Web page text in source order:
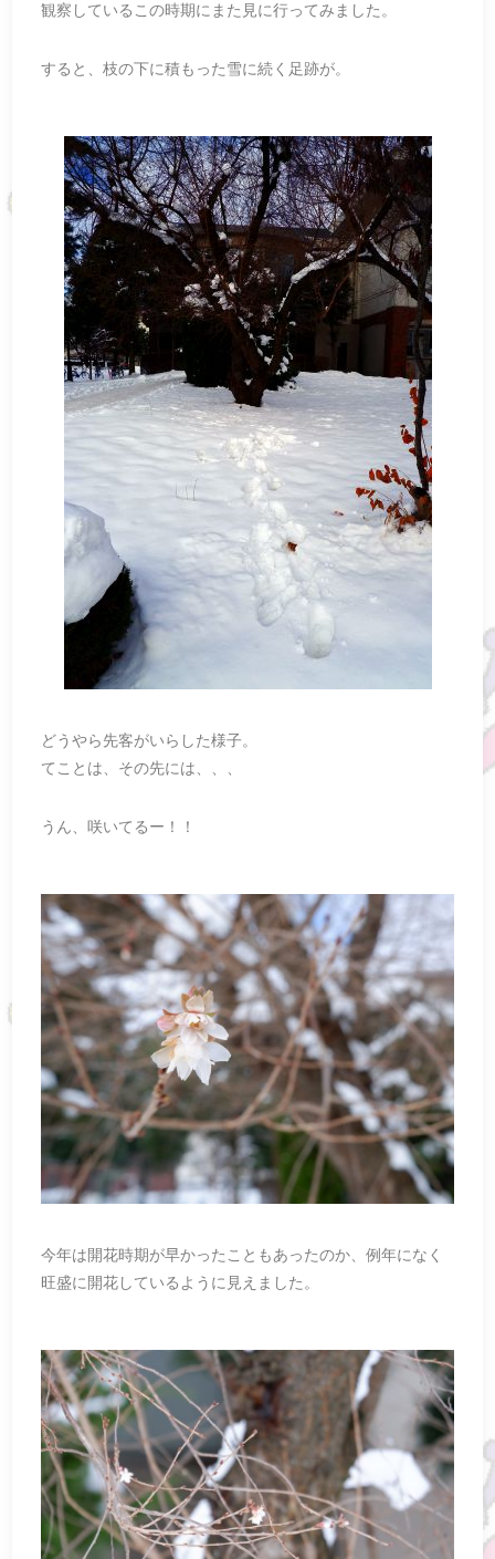
観察しているこの時期にまた見に行ってみました。
すると、枝の下に積もった雪に続く足跡が。
どうやら先客がいらした様子。
てことは、その先には、、、
うん、咲いてるー！！
今年は開花時期が早かったこともあったのか、例年になく
旺盛に開花しているように見えました。